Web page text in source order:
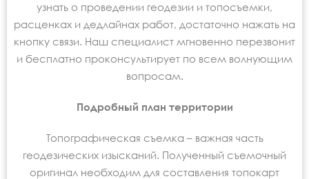
узнать о проведении геодезии и топосъемки,
расценках и дедлайнах работ, достаточно нажать на
кнопку связи. Наш специалист мгновенно перезвонит
и бесплатно проконсультирует по всем волнующим
вопросам.
Подробный план территории
Топографическая съемка – важная часть
геодезических изысканий. Полученный съемочный
оригинал необходим для составления топокарт